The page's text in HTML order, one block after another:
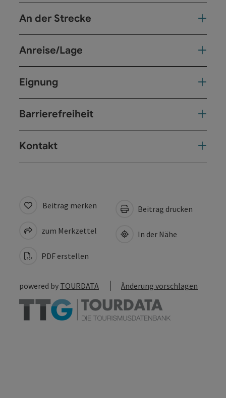
An der Strecke
Anreise/Lage
Eignung
Barrierefreiheit
Kontakt
Beitrag merken
zum Merkzettel
PDF erstellen
Beitrag drucken
In der Nähe
powered by TOURDATA Änderung vorschlagen